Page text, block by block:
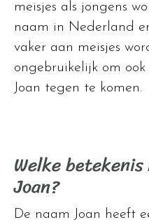
meisjes als jongens
naam in Nederland
vaker aan meisjes
ongebruikelijk om
Joan tegen te komen.
Welke
Joan?
De naam Joan heeft